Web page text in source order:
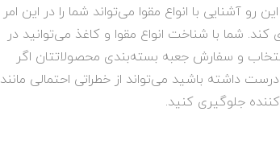
این رو آشنایی با انواع مقوا می‌تواند شما را در این امر
کند. شما با شناخت انواع مقوا و کاغذ می‌توانید در
و سفارش جعبه بسته‌بندی محصولاتتان اگر
درست داشته باشید می‌تواند از خطراتی احتمالی مانند
جلوگیری کنید.